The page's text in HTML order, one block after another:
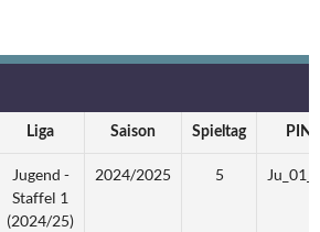
Liga Saison Spieltag PIN
Jugend -
Staffel 1
(2024/25)
2024/2025 5